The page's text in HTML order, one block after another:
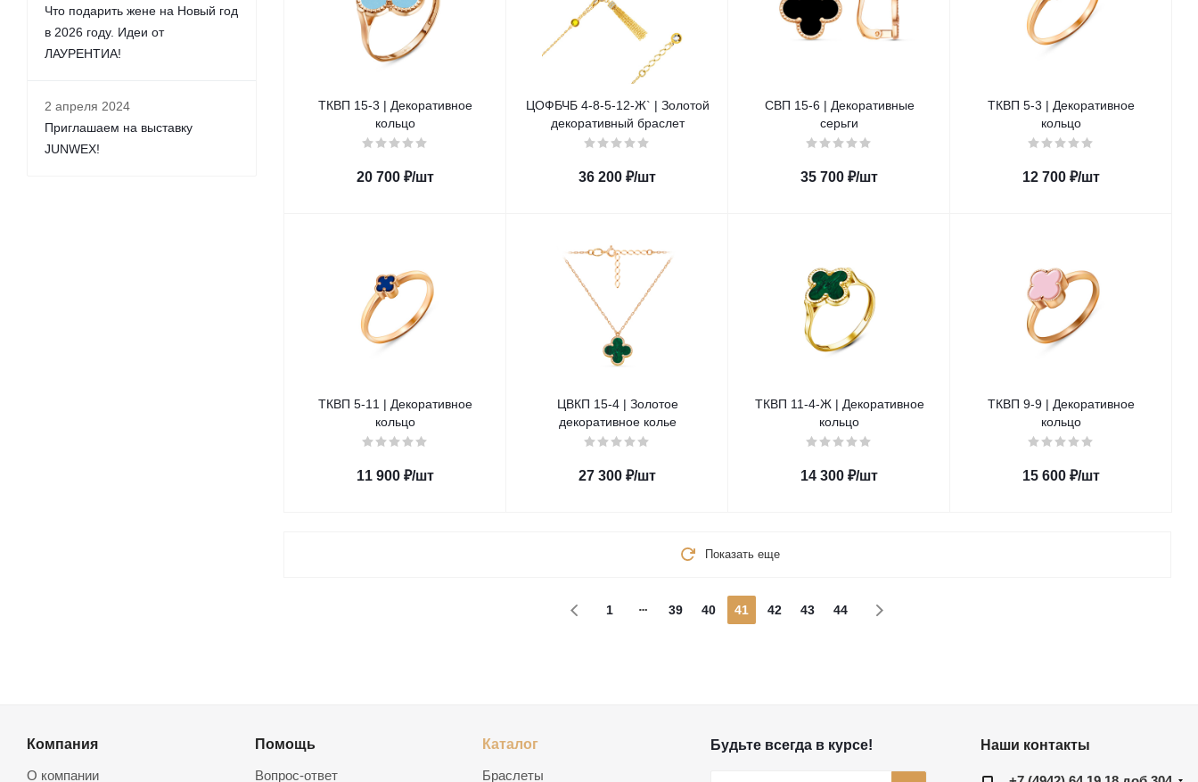
ТКВП 15-3 | Декоративное
кольцо
20 700 ₽/шт
ЦОФБЧБ 4-8-5-12-Ж` | Золотой
декоративный браслет
36 200 ₽/шт
СВП 15-6 | Декоративные
серьги
35 700 ₽/шт
ТКВП 5-3 | Декоративное
кольцо
12 700 ₽/шт
ТКВП 5-11 | Декоративное
кольцо
11 900 ₽/шт
ЦВКП 15-4 | Золотое
декоративное колье
27 300 ₽/шт
ТКВП 11-4-Ж | Декоративное
кольцо
14 300 ₽/шт
ТКВП 9-9 | Декоративное
кольцо
15 600 ₽/шт
Показать еще
1 39 40 41 42 43 44
Что подарить жене на Новый год
в 2026 году. Идеи от
ЛАУРЕНТИА!
2 апреля 2024
Приглашаем на выставку
JUNWEX!
Компания
О компании
Помощь
Вопрос-ответ
Каталог
Браслеты
Будьте всегда в курсе! Наши контакты